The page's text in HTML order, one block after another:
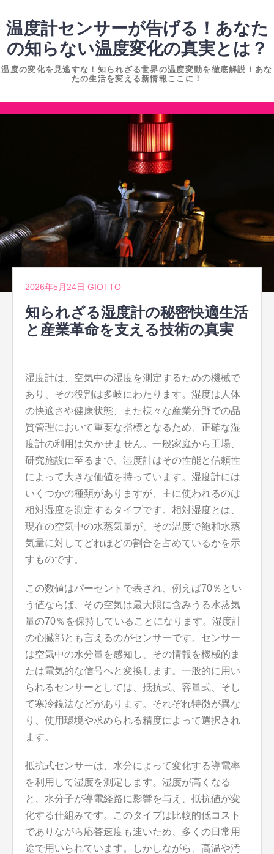
ン
ン
ツ
温度計センサーが告げる！あなた
の知らない温度変化の真実とは？
温度の変化を見逃すな！知られざる世界の温度変動を徹底解説！あな
たの生活を変える新情報ここに！
コ
キ
ッ
2026年5月24日 GIOTTO
知られざる湿度計の秘密快適生活
と産業革命を支える技術の真実
湿度計は、空気中の湿度を測定するための機械で
あり、その役割は多岐にわたります。 湿度は人体
の快適さや健康状態、また様々な産業分野での品
質管理において重要な指標となるため、正確な湿
度計の利用は欠かせません。一般家庭から工場、
研究施設に至るまで、湿度計はその性能と信頼性
によって大きな価値を持っています。湿度計には
いくつかの種類がありますが、主に使われるのは
相対湿度を測定するタイプです。相対湿度とは、
現在の空気中の水蒸気量が、その温度で飽和水蒸
気量に対してどれほどの割合を占めているかを示
すものです。
この数値はパーセントで表され、例えば70％とい
う値ならば、その空気は最大限に含みうる水蒸気
量の70％を保持していることになります。湿度計
の心臓部とも言えるのがセンサーです。センサー
は空気中の水分量を感知し、その情報を機械的ま
たは電気的な信号へと変換します。一般的に用い
られるセンサーとしては、抵抗式、容量式、そし
て寒冷鏡法などがあります。それぞれ特徴が異な
り、使用環境や求められる精度によって選択され
ます。
抵抗式センサーは、水分によって変化する導電率
を利用して湿度を測定します。湿度が高くなる
と、水分子が導電経路に影響を与え、抵抗値が変
化する仕組みです。このタイプは比較的低コスト
でありながら応答速度も速いため、多くの日常用
途で用いられています。しかしながら、高温や汚